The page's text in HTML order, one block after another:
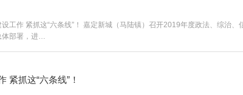
工作 紧抓这“六条线”！ 嘉定新城（马陆镇）召开2019年度政法、综治、
体部署，进…
紧抓这“六条线”！